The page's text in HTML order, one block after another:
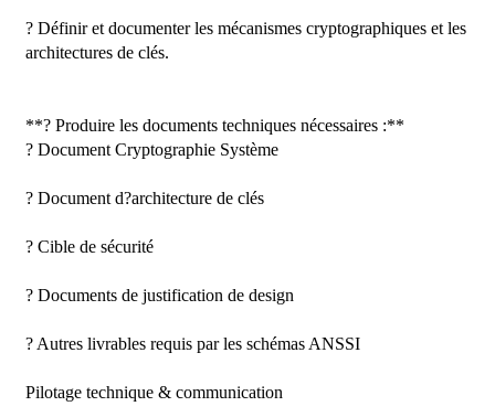
? Définir et documenter les mécanismes cryptographiques et les
architectures de clés.
**? Produire les documents techniques nécessaires :**
? Document Cryptographie Système
? Document d?architecture de clés
? Cible de sécurité
? Documents de justification de design
? Autres livrables requis par les schémas ANSSI
Pilotage technique & communication